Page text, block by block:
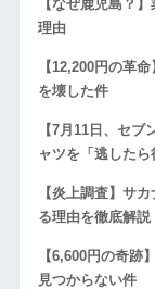
【なぜ鹿児島？
理由
【12,200円の革
を壊した件
【7月11日、セ
ャツを「逃した
【炎上調査】サ
る理由を徹底解説
【6,600円の奇跡
見つからない件